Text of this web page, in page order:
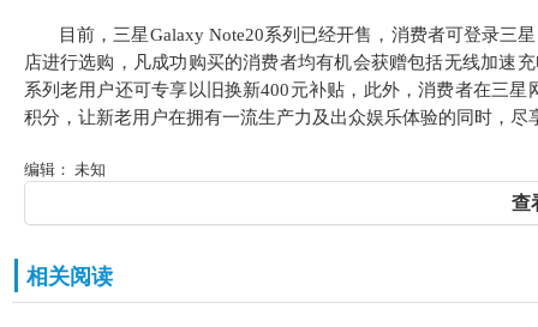
目前，三星Galaxy Note20系列已经开售，消费者可登录三
店进行选购，凡成功购买的消费者均有机会获赠包括无线加速
系列老用户还可专享以旧换新400元补贴，此外，消费者在三星
积分，让新老用户在拥有一流生产力及出众娱乐体验的同时，尽
编辑： 未知
查
相关阅读